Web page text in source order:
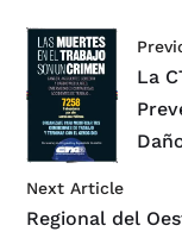
La
Next Article
Regional del